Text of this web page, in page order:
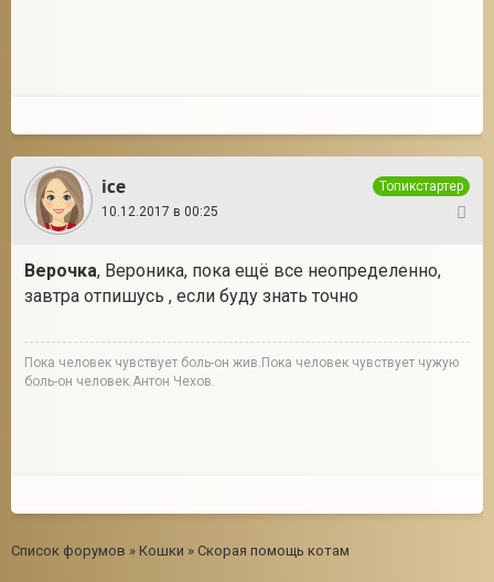
ice
Топикстартер
10.12.2017 в 00:25
Верочка, Вероника, пока ещё все неопределенно,
завтра отпишусь , если буду знать точно
Пока человек чувствует боль-он жив.Пока человек чувствует чужую
боль-он человек.Антон Чехов.
Список форумов » Кошки » Скорая помощь котам